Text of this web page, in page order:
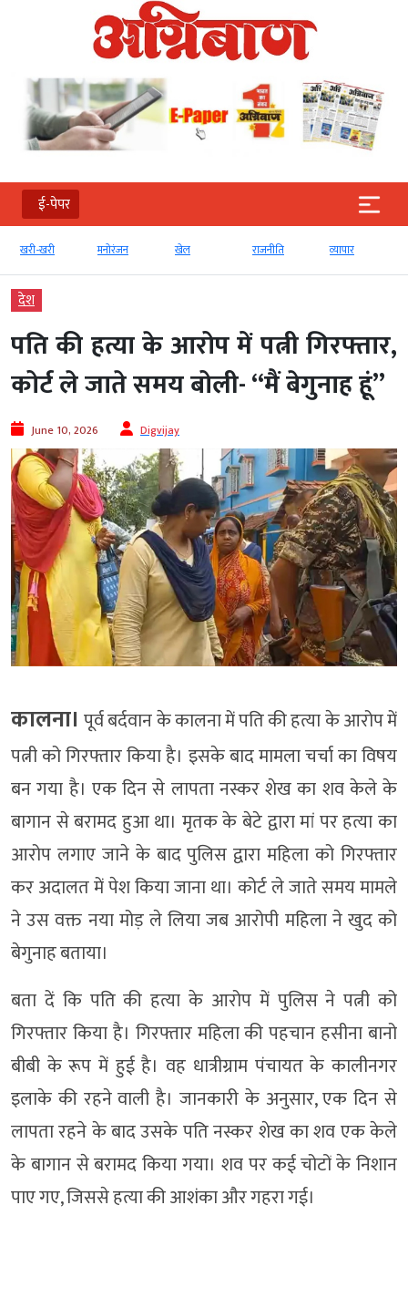
ई-पेपर
खरी-खरी मनोरंजन खेल राजनीति व्‍यापार
देश
पति की हत्या के आरोप में पत्नी गिरफ्तार,
कोर्ट ले जाते समय बोली- “मैं बेगुनाह हूं”
June 10, 2026 Digvijay
कालना। पूर्व बर्दवान के कालना में पति की हत्या के आरोप में
पत्नी को गिरफ्तार किया है। इसके बाद मामला चर्चा का विषय
बन गया है। एक दिन से लापता नस्कर शेख का शव केले के
बागान से बरामद हुआ था। मृतक के बेटे द्वारा मां पर हत्या का
आरोप लगाए जाने के बाद पुलिस द्वारा महिला को गिरफ्तार
कर अदालत में पेश किया जाना था। कोर्ट ले जाते समय मामले
ने उस वक्त नया मोड़ ले लिया जब आरोपी महिला ने खुद को
बेगुनाह बताया।
बता दें कि पति की हत्या के आरोप में पुलिस ने पत्नी को
गिरफ्तार किया है। गिरफ्तार महिला की पहचान हसीना बानो
बीबी के रूप में हुई है। वह धात्रीग्राम पंचायत के कालीनगर
इलाके की रहने वाली है। जानकारी के अनुसार, एक दिन से
लापता रहने के बाद उसके पति नस्कर शेख का शव एक केले
के बागान से बरामद किया गया। शव पर कई चोटों के निशान
पाए गए, जिससे हत्या की आशंका और गहरा गई।